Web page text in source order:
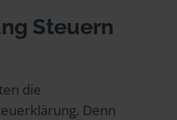
Steuern
die
Denn